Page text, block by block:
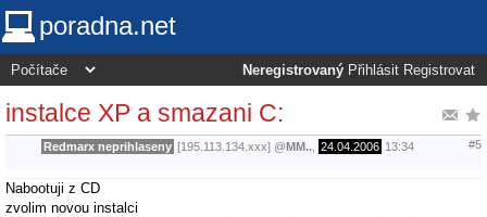
poradna.net
Neregistrovaný Přihlásit Registrovat
instalce XP a smazani C:
Redmarx neprihlaseny [195.113.134.xxx] @MM.. 24.04.2006 13:34 #5
Nabootuji z CD
zvolim novou instalci